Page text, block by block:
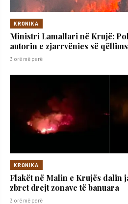
KRONIKA
Ministri Lamallari në Krujë:
autorin e zjarrvënies së
3 orë më parë
KRONIKA
Flakët në Malin e Krujës
zbret drejt zonave të banuara
3 orë më parë